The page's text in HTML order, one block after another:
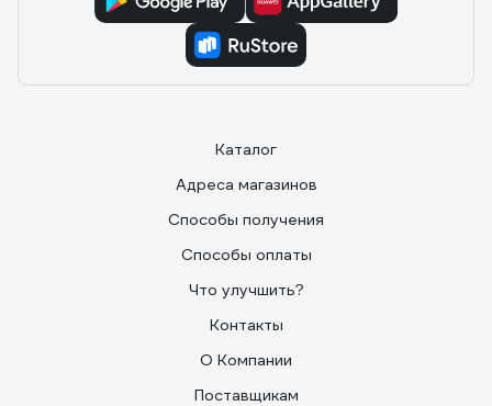
Каталог
Адреса магазинов
Способы получения
Способы оплаты
Что улучшить?
Контакты
О Компании
Поставщикам